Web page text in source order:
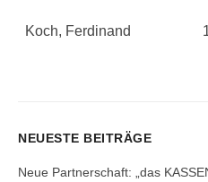
Koch, Ferdinand
NEUESTE BEITRÄGE
Neue Partnerschaft: „das